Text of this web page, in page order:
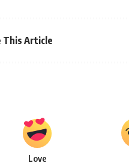
This Article
Love